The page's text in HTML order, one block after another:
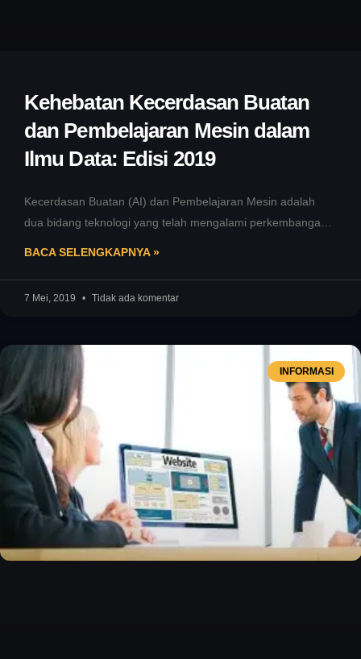
Kehebatan Kecerdasan Buatan
dan Pembelajaran Mesin dalam
Ilmu Data: Edisi 2019
Kecerdasan Buatan (AI) dan Pembelajaran Mesin adalah
dua bidang teknologi yang telah mengalami perkembangan
BACA SELENGKAPNYA »
7 Mei, 2019 Tidak ada komentar
INFORMASI